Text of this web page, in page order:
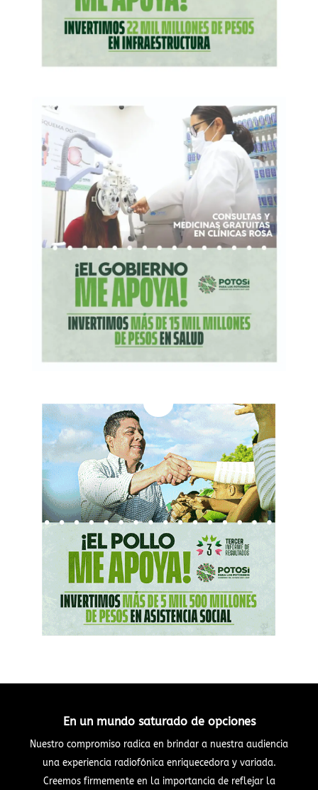
En un mundo saturado de opciones
Nuestro compromiso radica en brindar a nuestra audiencia
una experiencia radiofónica enriquecedora y variada.
Creemos firmemente en la importancia de reflejar la